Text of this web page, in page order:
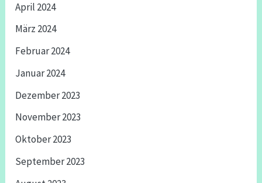
April 2024
März 2024
Februar 2024
Januar 2024
Dezember 2023
November 2023
Oktober 2023
September 2023